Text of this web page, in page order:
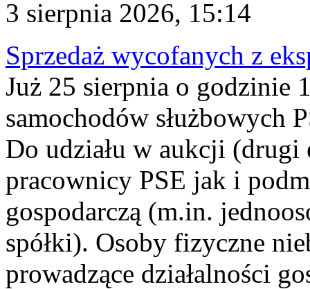
3 sierpnia 2026, 15:14
Sprzedaż wycofanych z
Już 25 sierpnia o godzinie
samochodów służbowych
Do udziału w aukcji (drugi
pracownicy PSE jak i
gospodarczą (m.in.
spółki). Osoby fizyczne
prowadzące działalności